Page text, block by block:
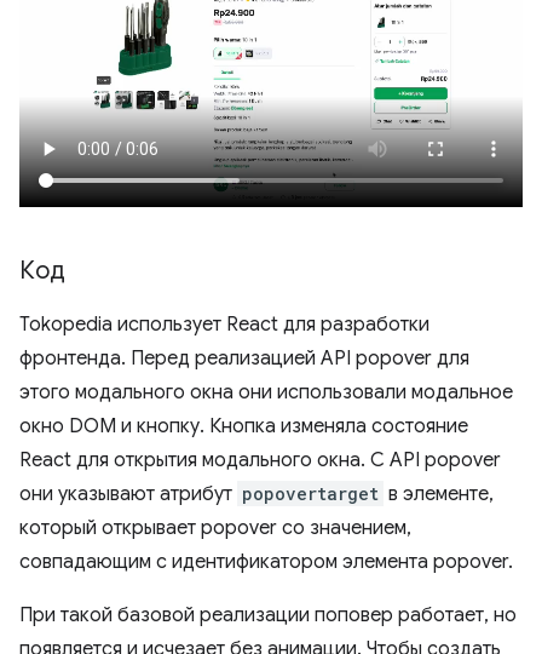
Код
Tokopedia использует React для разработки
фронтенда. Перед реализацией API popover для
этого модального окна они использовали модальное
окно DOM и кнопку. Кнопка изменяла состояние
React для открытия модального окна. С API popover
они указывают атрибут popovertarget в элементе,
который открывает popover со значением,
совпадающим с идентификатором элемента popover.
При такой базовой реализации поповер работает, но
появляется и исчезает без анимации. Чтобы создать